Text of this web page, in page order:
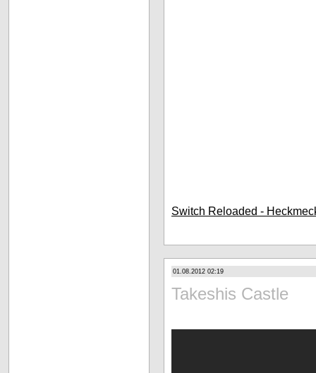
Switch Reloaded -
01.08.2012 02:19
Takeshis Castle